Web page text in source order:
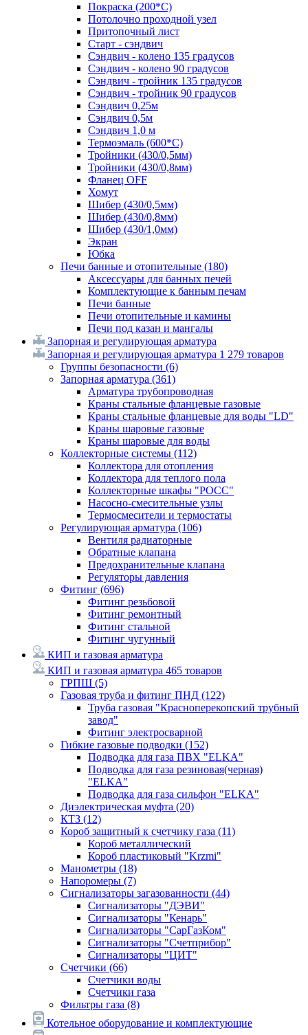
Покраска (200*С)
Потолочно проходной узел
Притопочный лист
Старт - сэндвич
Сэндвич - колено 135 градусов
Сэндвич - колено 90 градусов
Сэндвич - тройник 135 градусов
Сэндвич - тройник 90 градусов
Сэндвич 0,25м
Сэндвич 0,5м
Сэндвич 1,0 м
Термоэмаль (600*С)
Тройники (430/0,5мм)
Тройники (430/0,8мм)
Фланец OFF
Хомут
Шибер (430/0,5мм)
Шибер (430/0,8мм)
Шибер (430/1,0мм)
Экран
Юбка
Печи банные и отопительные (180)
Аксессуары для банных печей
Комплектующие к банным печам
Печи банные
Печи отопительные и камины
Печи под казан и мангалы
Запорная и регулирующая арматура
Запорная и регулирующая арматура 1 279 товаров
Группы безопасности (6)
Запорная арматура (361)
Арматура трубопроводная
Краны стальные фланцевые газовые
Краны стальные фланцевые для воды "LD"
Краны шаровые газовые
Краны шаровые для воды
Коллекторные системы (112)
Коллектора для отопления
Коллектора для теплого пола
Коллекторные шкафы "РОСС"
Насосно-смесительные узлы
Термосмесители и термостаты
Регулирующая арматура (106)
Вентиля радиаторные
Обратные клапана
Предохранительные клапана
Регуляторы давления
Фитинг (696)
Фитинг резьбовой
Фитинг ремонтный
Фитинг стальной
Фитинг чугунный
КИП и газовая арматура
КИП и газовая арматура 465 товаров
ГРПШ (5)
Газовая труба и фитинг ПНД (122)
Труба газовая "Красноперекопский трубный
завод"
Фитинг электросварной
Гибкие газовые подводки (152)
Подводка для газа ПВХ "ELKA"
Подводка для газа резиновая(черная)
"ELKA"
Подводка для газа сильфон "ELKA"
Диэлектрическая муфта (20)
КТЗ (12)
Короб защитный к счетчику газа (11)
Короб металлический
Короб пластиковый "Krzmi"
Манометры (18)
Напоромеры (7)
Сигнализаторы загазованности (44)
Сигнализаторы "ДЭВИ"
Сигнализаторы "Кенарь"
Сигнализаторы "СарГазКом"
Сигнализаторы "Счетприбор"
Сигнализаторы "ЦИТ"
Счетчики (66)
Счетчики воды
Счетчики газа
Фильтры газа (8)
Котельное оборудование и комплектующие